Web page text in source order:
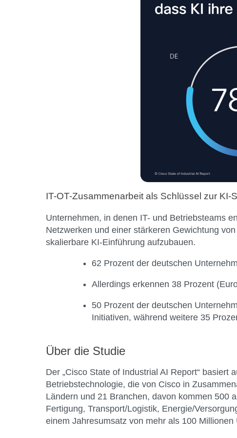
IT-OT-Zusammenarbeit als Schlüssel zur KI-
Unternehmen, in denen IT- und Betriebsteams
Netzwerken und einer stärkeren Gewichtung
skalierbare KI-Einführung aufzubauen.
62 Prozent der deutschen
Allerdings erkennen 38 Prozent
50 Prozent der deutschen
Initiativen, während weitere 35
Über die Studie
Der „Cisco State of Industrial AI Report“
Betriebstechnologie, die von Cisco in
Ländern und 21 Branchen, davon kommen 500
Fertigung, Transport/Logistik, Energie/
einem Jahresumsatz von mehr als 100 Millionen